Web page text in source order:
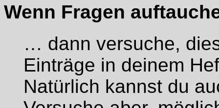
Wenn Fragen
… dann versuche,
Einträge in deinem
Natürlich kannst du